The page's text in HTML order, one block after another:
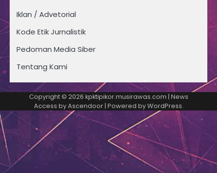
Iklan / Advetorial
Kode Etik Jurnalistik
Pedoman Media Siber
Tentang Kami
Copyright © 2026 kpktipikor.musirawas.com | News
Access byAscendoor| Powered byWordPress.